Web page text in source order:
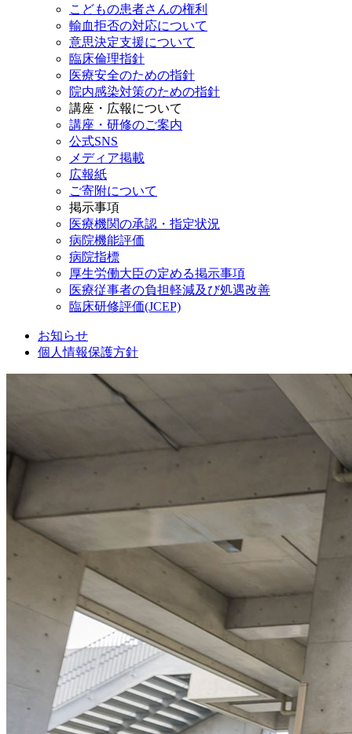
こどもの患者さんの権利
輸血拒否の対応について
意思決定支援について
臨床倫理指針
医療安全のための指針
院内感染対策のための指針
講座・広報について
講座・研修のご案内
公式SNS
メディア掲載
広報紙
ご寄附について
掲示事項
医療機関の承認・指定状況
病院機能評価
病院指標
厚生労働大臣の定める掲示事項
医療従事者の負担軽減及び処遇改善
臨床研修評価(JCEP)
お知らせ
個人情報保護方針